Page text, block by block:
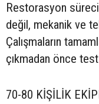
Restorasyon
değil, mekanik ve
Çalışmaların
çıkmadan önce
70-80 KİŞİLİK